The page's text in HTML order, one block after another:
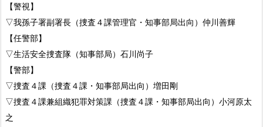
【警視】
▽我孫子署副署長（捜査４課管理官・知事部局出向）仲川善輝
【任警部】
▽生活安全捜査隊（知事部局）石川尚子
【警部】
▽捜査４課（捜査４課・知事部局出向）増田剛
▽捜査４課兼組織犯罪対策課（捜査４課・知事部局出向）小河原太
之